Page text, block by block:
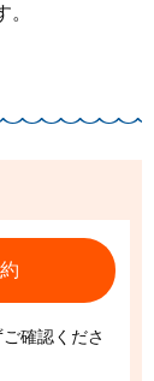
確認くださ